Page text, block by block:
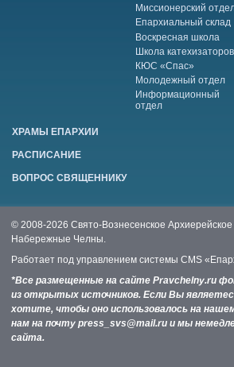
Миссионерский
Епархиальный склад
Воскресная школа
Школа катехизаторов
КЮС «Спас»
Молодежный отдел
Информационный
отдел
ХРАМЫ ЕПАРХИИ
РАСПИСАНИЕ
ВОПРОС СВЯЩЕННИКУ
© 2008-2026 Свято-Вознесенское Архиерейское
Набережные Челны.
Работает под управлением системы CMS
*Все размещенные на сайте Pravchelny.ru
из открытых источников. Если Вы
хотите, чтобы оно использовалось на
нам на почту press_svs@mail.ru и мы
сайта.